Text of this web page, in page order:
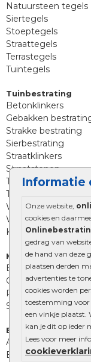
Informatie
Onze website,
cookies en
gedrag van
de hand van deze
plaatsen derden
advertenties te
cookies worden
toestemming voor
een vinkje plaatst.
kan je dit op ieder
Lees voor meer
Natuursteen tegels
Siertegels
Stoeptegels
Straattegels
Terrastegels
Tuintegels
Tuinbestrating
Betonklinkers
Gebakken
Strakke bestrating
Sierbestrating
Straatklinkers
Straatstenen
Trommelstenen
Tuinstenen
Waalformaat
Wildverband
Kingstones
Muurelementen
Betonbielzen
Opsluitbanden
Palissades
Stapelblokken
Extra
Afwatering en
Beplantings en